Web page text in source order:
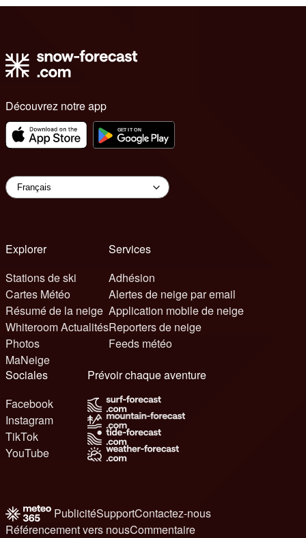
Découvrez notre app
Explorer
Stations de ski
Cartes Météo
Résumé de la neige
Whiteroom Actualités
Photos
MaNeige
Services
Adhésion
Alertes de neige par email
Application mobile de neige
Reporters de neige
Feeds météo
Sociales
Facebook
Instagram
TikTok
YouTube
Prévoir chaque aventure
PublicitéSupportContactez-nous
Référencement vers nousCommentaire